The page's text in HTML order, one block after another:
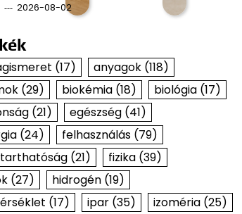
2026-08-02
(17) anyagok(118)
(29) biokémia(18) biológia(17)
(21) egészség(41)
(24) felhasználás(79)
(21) fizika(39)
(27) hidrogén(19)
(17) ipar(35) izoméria(25)